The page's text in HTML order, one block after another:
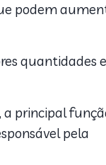
podem
quantidades e
a principal
pela